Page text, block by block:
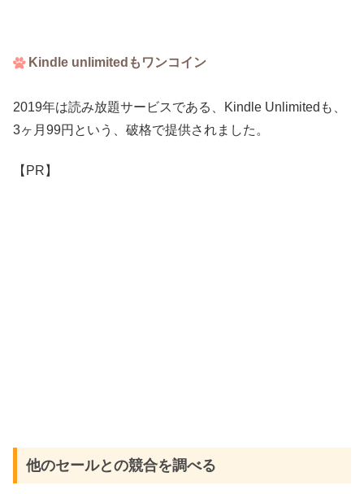
Kindle unlimitedもワンコイン
2019年は読み放題サービスである、Kindle Unlimitedも、
3ヶ月99円という、破格で提供されました。
【PR】
他のセールとの競合を調べる